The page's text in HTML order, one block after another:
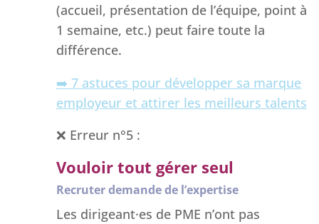
(accueil, présentation de l’équipe, point à
1 semaine, etc.) peut faire toute la
différence.
➡️ 7 astuces pour développer sa marque
employeur et attirer les meilleurs talents
❌ Erreur n°5 :
Vouloir tout gérer seul
Recruter demande de l’expertise
Les dirigeant·es de PME n’ont pas